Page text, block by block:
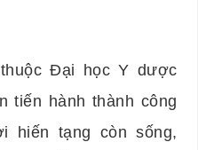
Đại học Y dược
tiến hành thành công
hiến tạng còn sống,